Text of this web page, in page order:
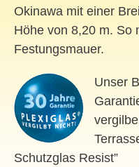
Okinawa mit einer
Höhe von 8,20 m. So
Festungsmauer.
Unser
Schutzglas Resist”